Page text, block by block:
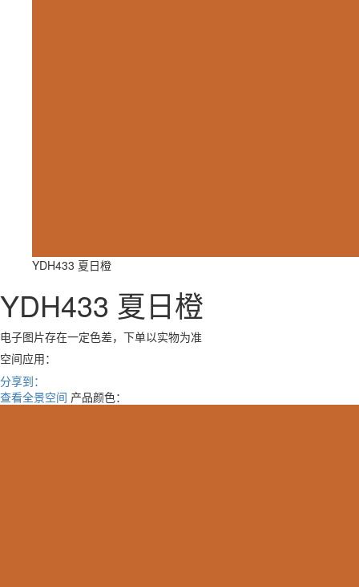
YDH433 夏日橙
YDH433 夏日橙
电子图片存在一定色差，下单以实物为准
空间应用：
分享到：
查看全景空间 产品颜色：